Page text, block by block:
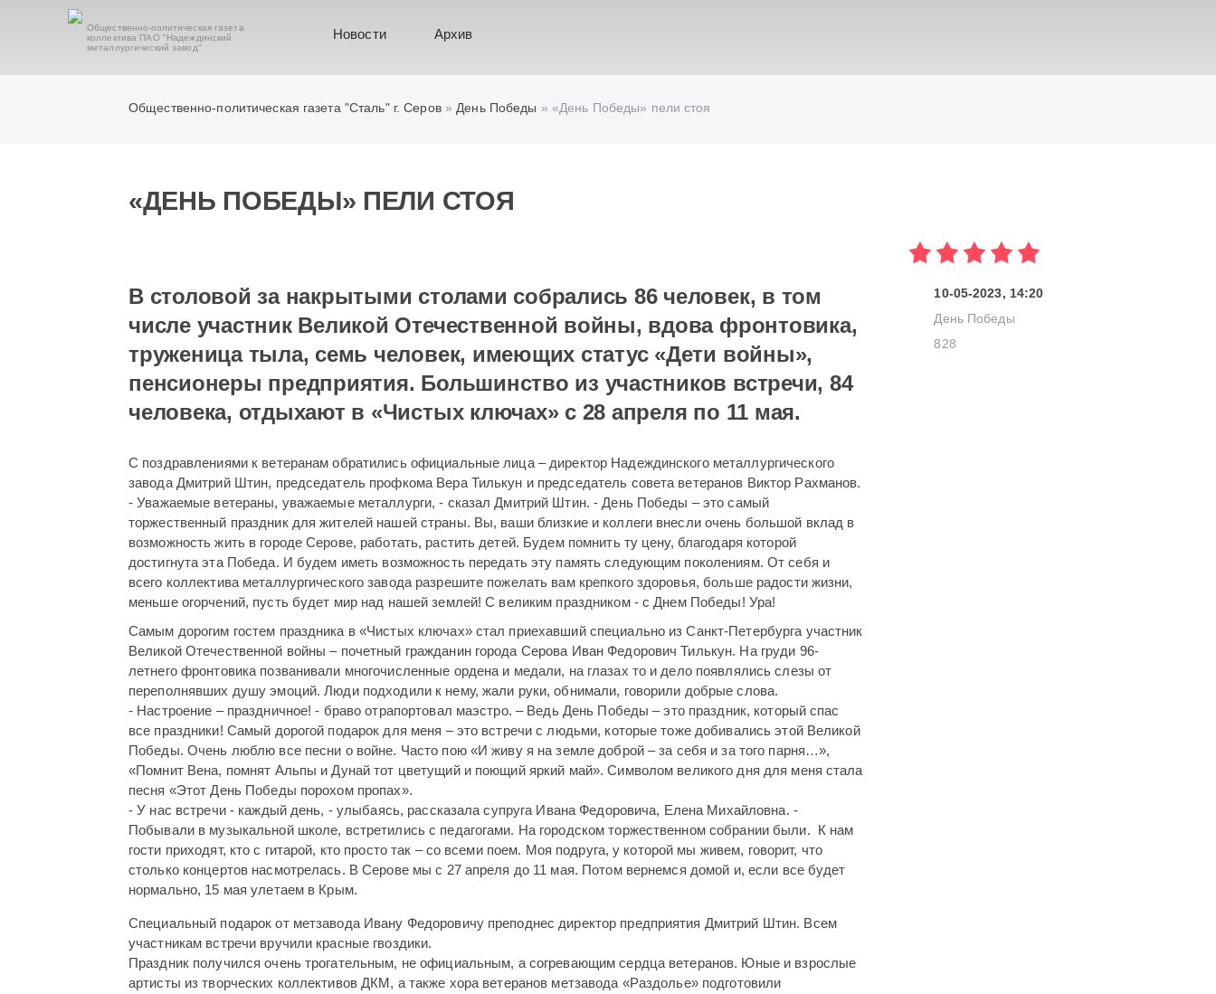
Общественно-политическая газета
коллектива ПАО "Надеждинский
металлургический завод"
Новости Архив
Общественно-политическая газета "Сталь" г. Серов»День Победы » «День Победы» пели стоя
«ДЕНЬ ПОБЕДЫ» ПЕЛИ СТОЯ
10-05-2023, 14:20
День Победы
828
В столовой за накрытыми столами собрались 86 человек, в том
числе участник Великой Отечественной войны, вдова фронтовика,
труженица тыла, семь человек, имеющих статус «Дети войны»,
пенсионеры предприятия. Большинство из участников встречи, 84
человека, отдыхают в «Чистых ключах» с 28 апреля по 11 мая.
С поздравлениями к ветеранам обратились официальные лица – директор Надеждинского металлургического
завода Дмитрий Штин, председатель профкома Вера Тилькун и председатель совета ветеранов Виктор Рахманов.
- Уважаемые ветераны, уважаемые металлурги, - сказал Дмитрий Штин. - День Победы – это самый
торжественный праздник для жителей нашей страны. Вы, ваши близкие и коллеги внесли очень большой вклад в
возможность жить в городе Серове, работать, растить детей. Будем помнить ту цену, благодаря которой
достигнута эта Победа. И будем иметь возможность передать эту память следующим поколениям. От себя и
всего коллектива металлургического завода разрешите пожелать вам крепкого здоровья, больше радости жизни,
меньше огорчений, пусть будет мир над нашей землей! С великим праздником - с Днем Победы! Ура!
Самым дорогим гостем праздника в «Чистых ключах» стал приехавший специально из Санкт-Петербурга участник
Великой Отечественной войны – почетный гражданин города Серова Иван Федорович Тилькун. На груди 96-
летнего фронтовика позванивали многочисленные ордена и медали, на глазах то и дело появлялись слезы от
переполнявших душу эмоций. Люди подходили к нему, жали руки, обнимали, говорили добрые слова.
- Настроение – праздничное! - браво отрапортовал маэстро. – Ведь День Победы – это праздник, который спас
все праздники! Самый дорогой подарок для меня – это встречи с людьми, которые тоже добивались этой Великой
Победы. Очень люблю все песни о войне. Часто пою «И живу я на земле доброй – за себя и за того парня…»,
«Помнит Вена, помнят Альпы и Дунай тот цветущий и поющий яркий май». Символом великого дня для меня стала
песня «Этот День Победы порохом пропах».
- У нас встречи - каждый день, - улыбаясь, рассказала супруга Ивана Федоровича, Елена Михайловна. -
Побывали в музыкальной школе, встретились с педагогами. На городском торжественном собрании были. К нам
гости приходят, кто с гитарой, кто просто так – со всеми поем. Моя подруга, у которой мы живем, говорит, что
столько концертов насмотрелась. В Серове мы с 27 апреля до 11 мая. Потом вернемся домой и, если все будет
нормально, 15 мая улетаем в Крым.
Специальный подарок от метзавода Ивану Федоровичу преподнес директор предприятия Дмит­рий Штин. Всем
участникам встречи вручили красные гвоздики.
Праздник получился очень трогательным, не официальным, а согреваю­щим сердца ветеранов. Юные и взрослые
артисты из творческих коллективов ДКМ, а также хора ветеранов метзавода «Раздолье» подготовили